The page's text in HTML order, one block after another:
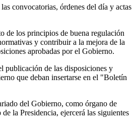
convocatorias, órdenes del día y actas
de los principios de buena regulación
y contribuir a la mejora de la
aprobadas por el Gobierno.
publicación de las disposiciones y
que deban insertarse en el "Boletín
del Gobierno, como órgano de
la Presidencia, ejercerá las siguientes